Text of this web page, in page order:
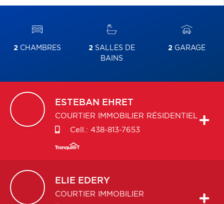
2 CHAMBRES 2 SALLES DE
BAINS
2GARAGE
ESTEBAN EHRET
COURTIER IMMOBILIER RÉSIDENTIEL
Cell.: 438-813-7653
ELIE EDERY
COURTIER IMMOBILIER